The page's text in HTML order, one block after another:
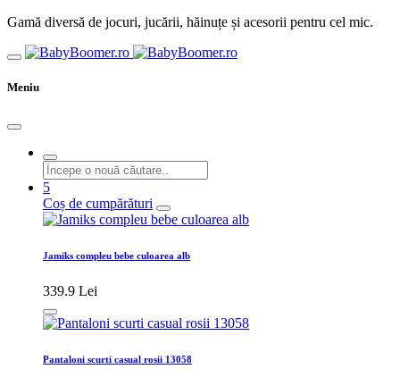
Gamă diversă de jocuri, jucării, hăinuțe și acesorii pentru cel mic.
Meniu
5
Coș de cumpărături
Jamiks compleu bebe culoarea alb
339.9 Lei
Pantaloni scurti casual rosii 13058